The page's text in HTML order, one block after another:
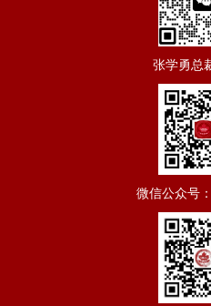
张学勇总
微信公众号